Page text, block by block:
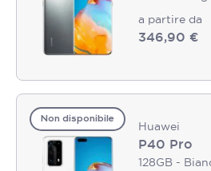
a partire da
346,90 €
Non disponibile Huawei
P40 Pro
128GB -